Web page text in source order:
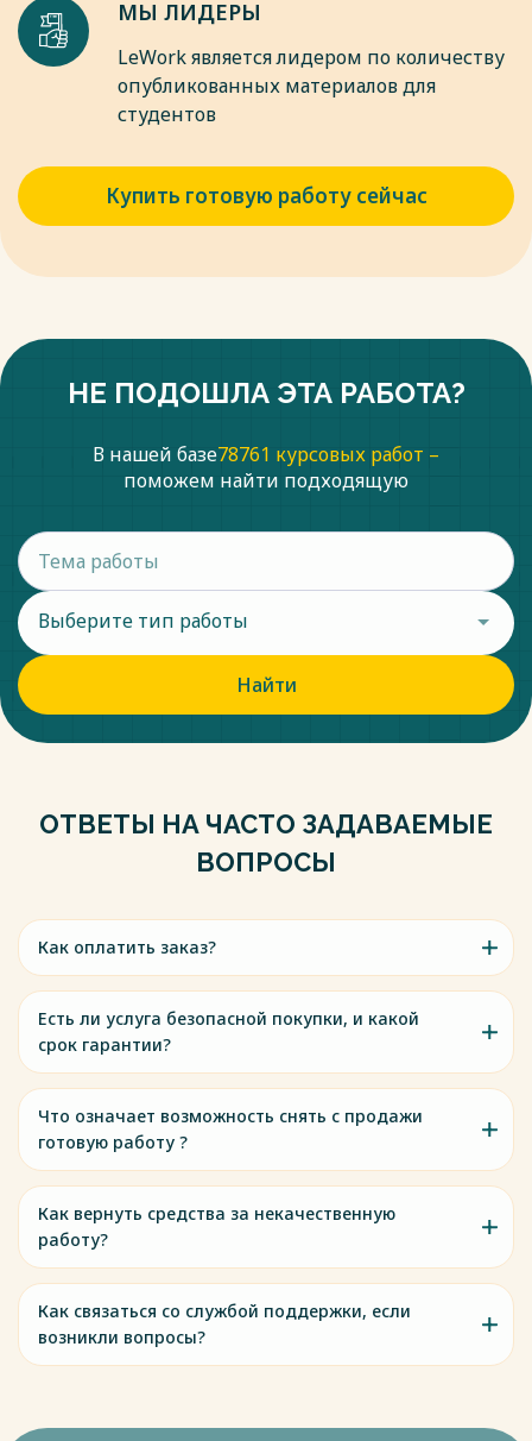
МЫ ЛИДЕРЫ
LeWork является лидером по количеству
опубликованных материалов для
студентов
Купить готовую работу сейчас
НЕ ПОДОШЛА ЭТА РАБОТА?
В нашей базе78761 курсовых работ –
поможем найти подходящую
Выберите тип работы
Найти
ОТВЕТЫ НА ЧАСТО ЗАДАВАЕМЫЕ
ВОПРОСЫ
Как оплатить заказ?
Есть ли услуга безопасной покупки, и какой
срок гарантии?
Что означает возможность снять с продажи
готовую работу ?
Как вернуть средства за некачественную
работу?
Как связаться со службой поддержки, если
возникли вопросы?